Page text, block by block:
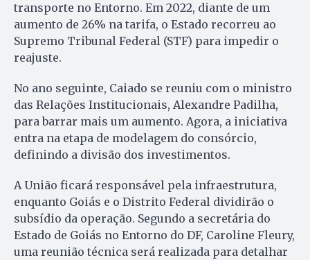
transporte no Entorno. Em 2022, diante de um
aumento de 26% na tarifa, o Estado recorreu ao
Supremo Tribunal Federal (STF) para impedir o
reajuste.
No ano seguinte, Caiado se reuniu com o ministro
das Relações Institucionais, Alexandre Padilha,
para barrar mais um aumento. Agora, a iniciativa
entra na etapa de modelagem do consórcio,
definindo a divisão dos investimentos.
A União ficará responsável pela infraestrutura,
enquanto Goiás e o Distrito Federal dividirão o
subsídio da operação. Segundo a secretária do
Estado de Goiás no Entorno do DF, Caroline Fleury,
uma reunião técnica será realizada para detalhar